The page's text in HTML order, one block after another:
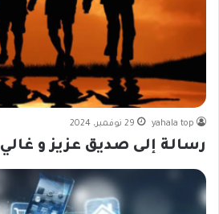
yahala top 29 نوفمبر، 2024
رسالة إلى صديق عزيز و غالي